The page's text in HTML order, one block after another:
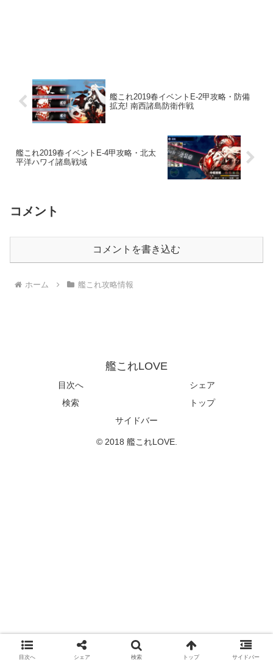
艦これ2019春イベントE-2甲攻略・防備
拡充! 南西諸島防衛作戦
艦これ2019春イベントE-4甲攻略・北太
平洋ハワイ諸島戦域
コメント
コメントを書き込む
ホーム 艦これ攻略情報
艦これLOVE
目次へ
シェア
検索
トップ
サイドバー
© 2018 艦これLOVE.
目次へ シェア 検索 トップ サイドバー